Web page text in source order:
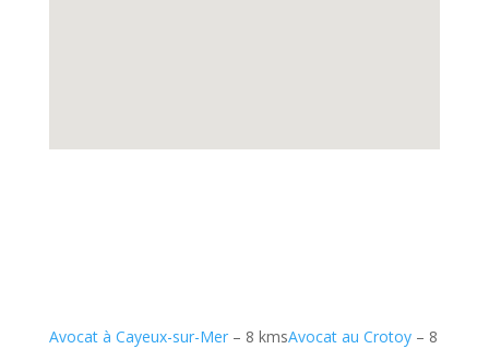
Avocat à Cayeux-sur-Mer– 8 kmsAvocat au Crotoy– 8